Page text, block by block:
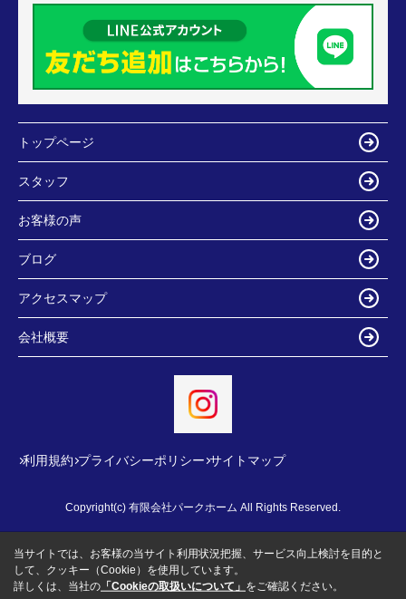
トップページ
スタッフ
お客様の声
ブログ
アクセスマップ
会社概要
利用規約 プライバシーポリシー サイトマップ
Copyright(c) 有限会社パークホーム All Rights Reserved.
当サイトでは、お客様の当サイト利用状況把握、サービス向上検討を目的と
して、クッキー（Cookie）を使用しています。
詳しくは、当社の 「Cookieの取扱いについて」 をご確認ください。